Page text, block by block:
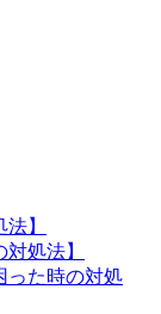
】
処法】
った時の対処